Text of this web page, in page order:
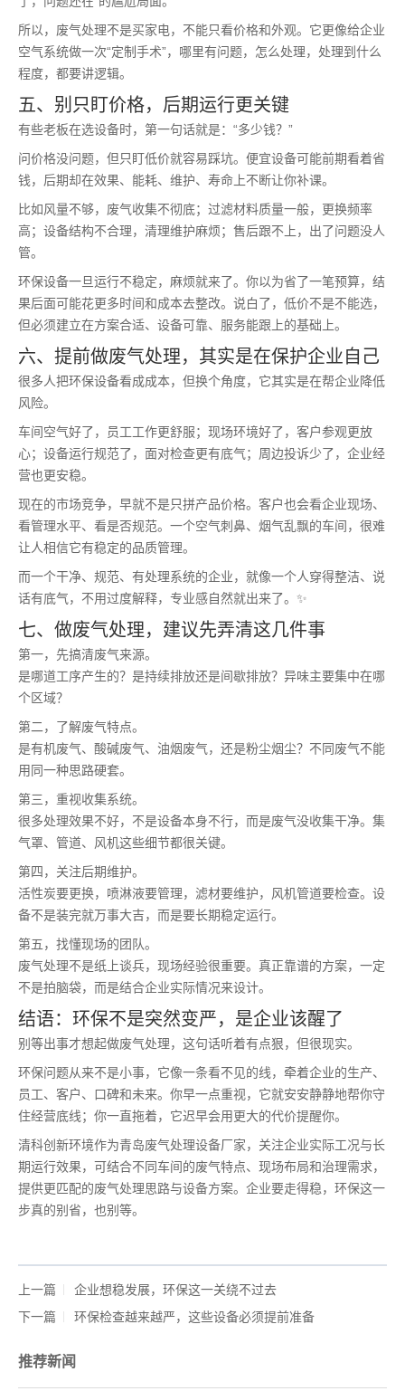
所以，废气处理不是买家电，不能只看价格和外观。它更像给企业
空气系统做一次“定制手术”，哪里有问题，怎么处理，处理到什么
程度，都要讲逻辑。
五、别只盯价格，后期运行更关键
有些老板在选设备时，第一句话就是：“多少钱？”
问价格没问题，但只盯低价就容易踩坑。便宜设备可能前期看着省
钱，后期却在效果、能耗、维护、寿命上不断让你补课。
比如风量不够，废气收集不彻底；过滤材料质量一般，更换频率
高；设备结构不合理，清理维护麻烦；售后跟不上，出了问题没人
管。
环保设备一旦运行不稳定，麻烦就来了。你以为省了一笔预算，结
果后面可能花更多时间和成本去整改。说白了，低价不是不能选，
但必须建立在方案合适、设备可靠、服务能跟上的基础上。
六、提前做废气处理，其实是在保护企业自己
很多人把环保设备看成成本，但换个角度，它其实是在帮企业降低
风险。
车间空气好了，员工工作更舒服；现场环境好了，客户参观更放
心；设备运行规范了，面对检查更有底气；周边投诉少了，企业经
营也更安稳。
现在的市场竞争，早就不是只拼产品价格。客户也会看企业现场、
看管理水平、看是否规范。一个空气刺鼻、烟气乱飘的车间，很难
让人相信它有稳定的品质管理。
而一个干净、规范、有处理系统的企业，就像一个人穿得整洁、说
话有底气，不用过度解释，专业感自然就出来了。✨
七、做废气处理，建议先弄清这几件事
第一，先搞清废气来源。
是哪道工序产生的？是持续排放还是间歇排放？异味主要集中在哪
个区域？
第二，了解废气特点。
是有机废气、酸碱废气、油烟废气，还是粉尘烟尘？不同废气不能
用同一种思路硬套。
第三，重视收集系统。
很多处理效果不好，不是设备本身不行，而是废气没收集干净。集
气罩、管道、风机这些细节都很关键。
第四，关注后期维护。
活性炭要更换，喷淋液要管理，滤材要维护，风机管道要检查。设
备不是装完就万事大吉，而是要长期稳定运行。
第五，找懂现场的团队。
废气处理不是纸上谈兵，现场经验很重要。真正靠谱的方案，一定
不是拍脑袋，而是结合企业实际情况来设计。
结语：环保不是突然变严，是企业该醒了
别等出事才想起做废气处理，这句话听着有点狠，但很现实。
环保问题从来不是小事，它像一条看不见的线，牵着企业的生产、
员工、客户、口碑和未来。你早一点重视，它就安安静静地帮你守
住经营底线；你一直拖着，它迟早会用更大的代价提醒你。
清科创新环境作为青岛废气处理设备厂家，关注企业实际工况与长
期运行效果，可结合不同车间的废气特点、现场布局和治理需求，
提供更匹配的废气处理思路与设备方案。企业要走得稳，环保这一
步真的别省，也别等。
上一篇
企业想稳发展，环保这一关绕不过去
下一篇
环保检查越来越严，这些设备必须提前准备
推荐新闻